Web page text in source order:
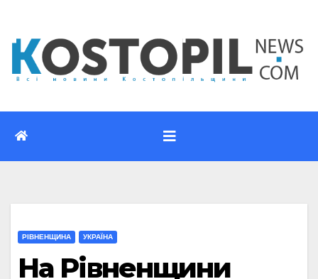
вмісту
РІВНЕНЩИНА УКРАЇНА
На Рівненщини